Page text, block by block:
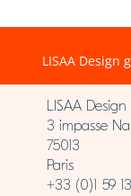
LISAA Design
LISAA
3 impasse
75013
Paris
+33 (0)1 59